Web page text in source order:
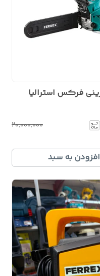
فرکس استرالیا
۲۰٬۰۰۰٬۰۰۰
افزودن به سبد